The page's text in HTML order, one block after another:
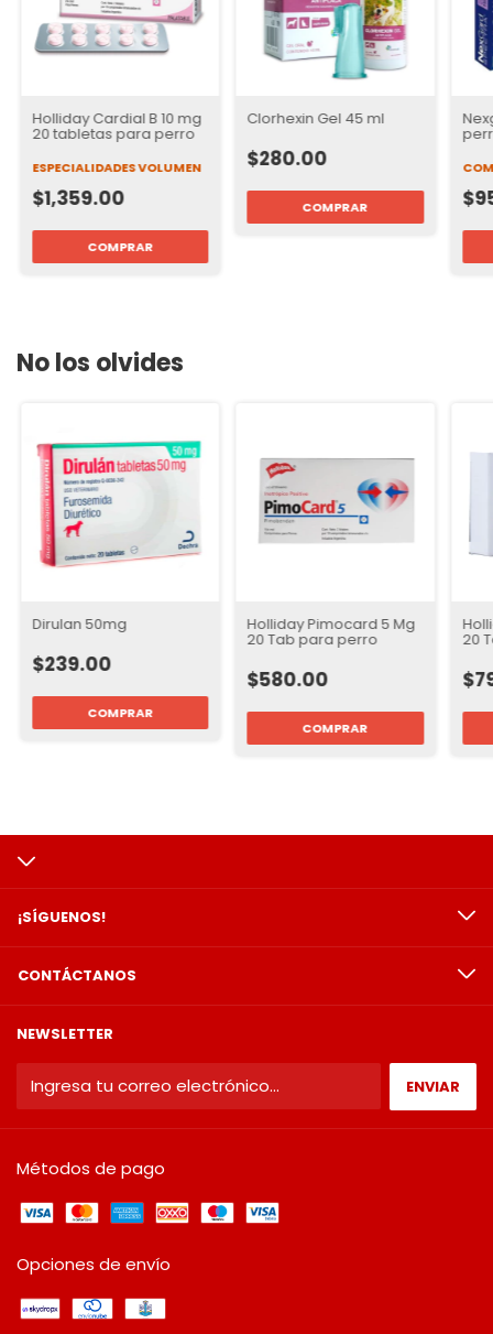
Holliday Cardial B 10 mg
20 tabletas para perro
ESPECIALIDADES VOLUMEN
$1,359.00
Clorhexin Gel 45 ml
$280.00
No los olvides
Dirulan 50mg
$239.00
Holliday Pimocard 5 Mg
20 Tab para perro
$580.00
20
¡SÍGUENOS!
CONTÁCTANOS
NEWSLETTER
Métodos de pago
Opciones de envío